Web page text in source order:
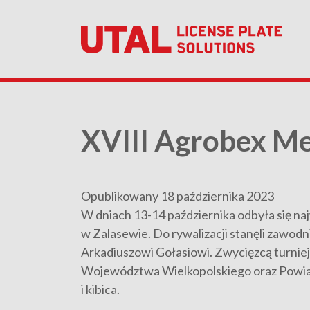
XVIII Agrobex
Opublikowany 18 października 2023
W dniach 13-14 października odbyła się
w Zalasewie. Do rywalizacji stanęli
Arkadiuszowi Gołasiowi. Zwycięzcą
Województwa Wielkopolskiego oraz
i kibica.